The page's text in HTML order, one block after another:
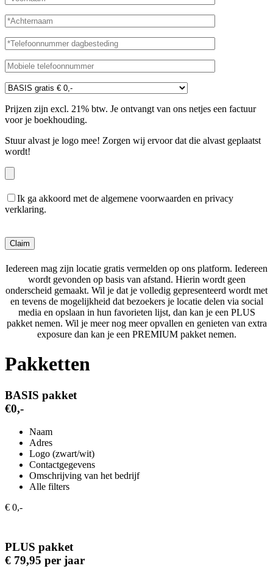
Prijzen zijn excl. 21% btw. Je ontvangt van ons netjes een factuur
voor je boekhouding.
Stuur alvast je logo mee! Zorgen wij ervoor dat die alvast geplaatst
wordt!
Ik ga akkoord met de algemene voorwaarden en privacy
verklaring.
Iedereen mag zijn locatie gratis vermelden op ons platform. Iedereen
wordt gevonden op basis van afstand. Hierin wordt geen
onderscheid gemaakt. Wil je dat je volledig gepresenteerd wordt met
en tevens de mogelijkheid dat bezoekers je locatie delen via social
media en opslaan in hun favorieten lijst, dan kan je een PLUS
pakket nemen. Wil je meer nog meer opvallen en genieten van extra
exposure dan kan je een PREMIUM pakket nemen.
Pakketten
BASIS pakket
€0,-
Naam
Adres
Logo (zwart/wit)
Contactgegevens
Omschrijving van het bedrijf
Alle filters
€ 0,-
PLUS pakket
€ 79,95 per jaar